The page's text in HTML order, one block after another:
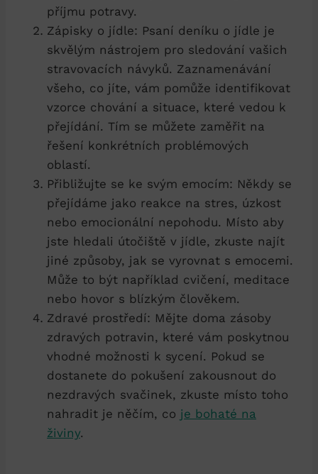
příjmu potravy.
Zápisky o jídle: Psaní deníku o jídle je
skvělým nástrojem pro sledování vašich
stravovacích návyků. Zaznamenávání⁣
všeho, co⁤ jíte, vám pomůže identifikovat
vzorce chování a situace, které vedou k‍
přejídání. Tím se můžete zaměřit na
řešení konkrétních problémových
oblastí.
Přibližujte se ke svým emocím: Někdy ⁣se
přejídáme‌ jako reakce na stres, úzkost
nebo emocionální ​nepohodu. Místo aby
⁣jste hledali‌ útočiště‌ v jídle, zkuste najít
jiné‌ způsoby, jak se vyrovnat⁢ s emocemi.
Může to být‍ například cvičení, meditace
nebo hovor s blízkým člověkem.
Zdravé prostředí: Mějte‍ doma zásoby ​
zdravých potravin, které vám poskytnou
vhodné možnosti k sycení. ‍Pokud se
dostanete do pokušení zakousnout do
nezdravých svačinek, zkuste místo toho
nahradit je něčím, co je bohaté na
živiny.